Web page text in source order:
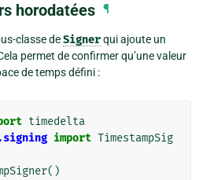
horodatées ¶
classe deSignerqui ajoute un
permet de confirmer qu’une valeur
de temps défini :
timedelta
import TimestampSig
()